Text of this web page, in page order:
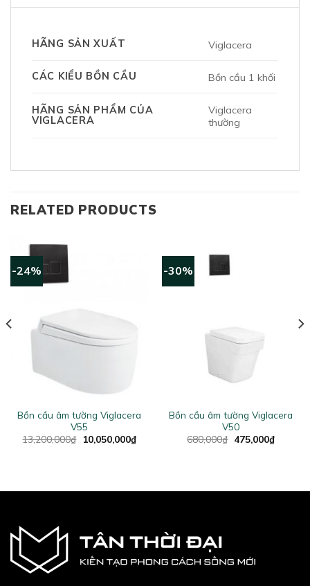
HÃNG SẢN XUẤT Viglacera
CÁC KIỂU BỒN CẦU Bồn cầu 1 khối
HÃNG SẢN PHẨM CỦA
VIGLACERA
Viglacera
thường
RELATED PRODUCTS
-24%
Bồn cầu âm tường Viglacera
V55
13,200,000₫ Original
price
10,050,000₫Current
price
-30%
Bồn cầu âm tường Viglacera
V50
680,000₫ Original
price
475,000₫Current
price